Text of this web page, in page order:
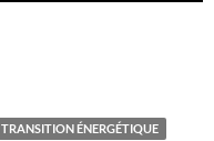
TRANSITION ÉNERGÉTIQUE